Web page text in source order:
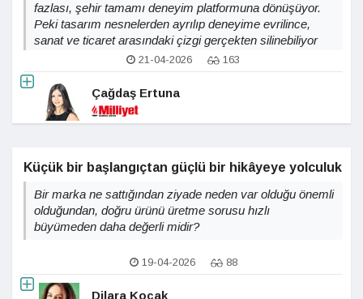
fazlası, şehir tamamı deneyim platformuna dönüşüyor.
Peki tasarım nesnelerden ayrılıp deneyime evrilince,
sanat ve ticaret arasındaki çizgi gerçekten silinebiliyor
21-04-2026 163
Çağdaş Ertuna
Küçük bir başlangıçtan güçlü bir hikâyeye yolculuk
Bir marka ne sattığından ziyade neden var olduğu önemli
olduğundan, doğru ürünü üretme sorusu hızlı
büyümeden daha değerli midir?
19-04-2026 88
Dilara Koçak